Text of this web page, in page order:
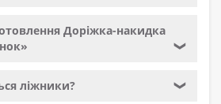
Доріжка-накидка
❯
ліжники? ❯